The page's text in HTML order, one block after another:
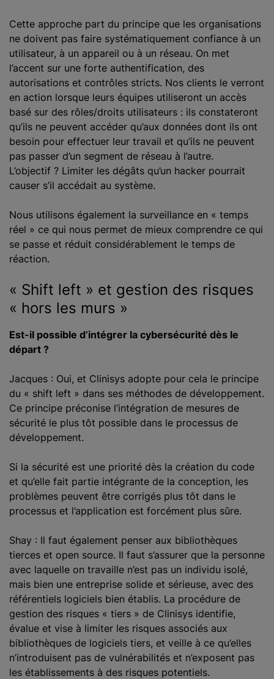
Cette approche part du principe que les organisations
ne doivent pas faire systématiquement confiance à un
utilisateur, à un appareil ou à un réseau. On met
l’accent sur une forte authentification, des
autorisations et contrôles stricts. Nos clients le verront
en action lorsque leurs équipes utiliseront un accès
basé sur des rôles/droits utilisateurs : ils constateront
qu’ils ne peuvent accéder qu’aux données dont ils ont
besoin pour effectuer leur travail et qu’ils ne peuvent
pas passer d’un segment de réseau à l’autre.
L’objectif ? Limiter les dégâts qu’un hacker pourrait
causer s’il accédait au système.
Nous utilisons également la surveillance en « temps
réel » ce qui nous permet de mieux comprendre ce qui
se passe et réduit considérablement le temps de
réaction.
« Shift left » et gestion des risques
« hors les murs »
Est-il possible d’intégrer la cybersécurité dès le
départ ?
Jacques : Oui, et Clinisys adopte pour cela le principe
du « shift left » dans ses méthodes de développement.
Ce principe préconise l’intégration de mesures de
sécurité le plus tôt possible dans le processus de
développement.
Si la sécurité est une priorité dès la création du code
et qu’elle fait partie intégrante de la conception, les
problèmes peuvent être corrigés plus tôt dans le
processus et l’application est forcément plus sûre.
Shay : Il faut également penser aux bibliothèques
tierces et open source. Il faut s’assurer que la personne
avec laquelle on travaille n’est pas un individu isolé,
mais bien une entreprise solide et sérieuse, avec des
référentiels logiciels bien établis. La procédure de
gestion des risques « tiers » de Clinisys identifie,
évalue et vise à limiter les risques associés aux
bibliothèques de logiciels tiers, et veille à ce qu’elles
n’introduisent pas de vulnérabilités et n’exposent pas
les établissements à des risques potentiels.